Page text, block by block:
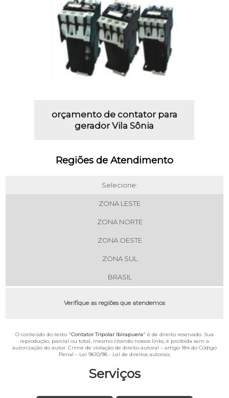
Serviços
orçamento de contator para
gerador Vila Sônia
Regiões de Atendimento
Selecione:
ZONA LESTE
ZONA NORTE
ZONA OESTE
ZONA SUL
BRASIL
Verifique as regiões que atendemos
O conteúdo do texto "Contator Tripolar Ibirapuera" é de direito reservado. Sua
reprodução, parcial ou total, mesmo citando nossos links, é proibida sem a
autorização do autor. Crime de violação de direito autoral – artigo 184 do Código
Penal – Lei 9610/98 - Lei de direitos autorais.